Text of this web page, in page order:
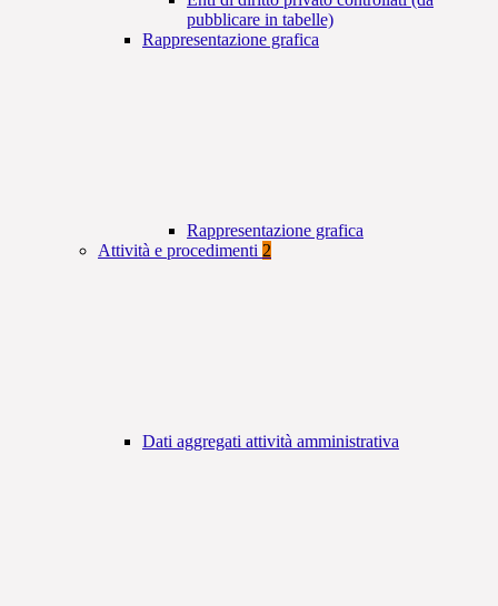
pubblicare in tabelle)
Rappresentazione grafica
Rappresentazione grafica
Attività e procedimenti 2
Dati aggregati attività amministrativa